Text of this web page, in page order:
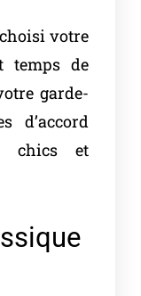
votre
temps de
garde-
d’accord
chics et